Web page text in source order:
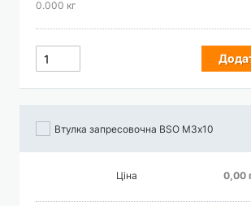
0.000 кг
Втулка запресовочна BSO М3х10
Ціна 0,00